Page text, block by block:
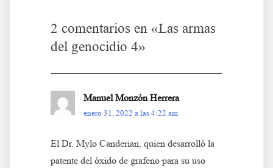
2 comentarios en «Las armas
del genocidio 4»
Manuel Monzón Herrera
enero 31, 2022 a las 4:22 am
El Dr. Mylo Canderian, quien desarrolló la
patente del óxido de grafeno para su uso